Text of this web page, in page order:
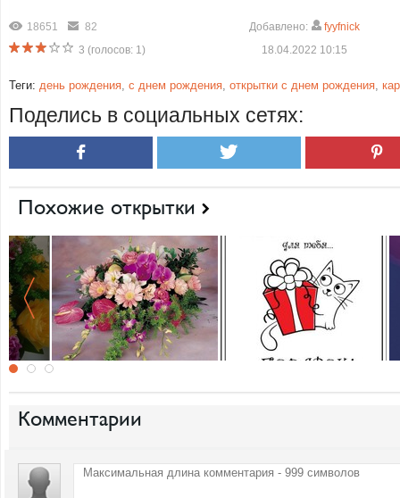
18651
82
3 (голосов: 1)
Добавлено:
fyyfnick
18.04.2022 10:15
Теги: день рождения, с днем рождения, открытки с днем рождения,
Поделись в социальных сетях:
Похожие открытки
Комментарии